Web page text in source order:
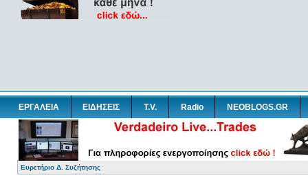
ΕΡΓΑΛΕΙΑ ΕΙΔΗΣΕΙΣ T.V. Radio NEOBLOGS.GR
Ευρετήριο Δ. Συζήτησης